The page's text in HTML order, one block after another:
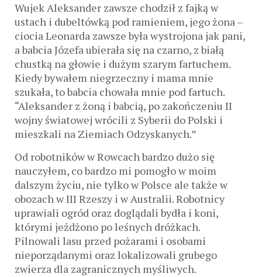
Wujek Aleksander zawsze chodził z fajką w
ustach i dubeltówką pod ramieniem, jego żona –
ciocia Leonarda zawsze była wystrojona jak pani,
a babcia Józefa ubierała się na czarno, z białą
chustką na głowie i dużym szarym fartuchem.
Kiedy bywałem niegrzeczny i mama mnie
szukała, to babcia chowała mnie pod fartuch.
“Aleksander z żoną i babcią, po zakończeniu II
wojny światowej wrócili z Syberii do Polski i
mieszkali na Ziemiach Odzyskanych.”
Od robotników w Rowcach bardzo dużo się
nauczyłem, co bardzo mi pomogło w moim
dalszym życiu, nie tylko w Polsce ale także w
obozach w III Rzeszy i w Australii. Robotnicy
uprawiali ogród oraz doglądali bydła i koni,
którymi jeżdżono po leśnych dróżkach.
Pilnowali lasu przed pożarami i osobami
nieporządanymi oraz lokalizowali grubego
zwierza dla zagranicznych myśliwych.